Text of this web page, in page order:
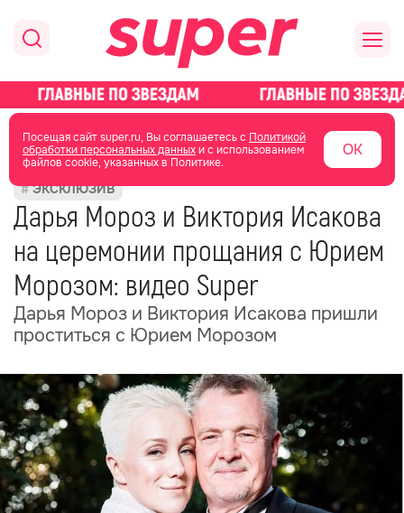
Посещая сайт super.ru, Вы соглашаетесь с Политикой
обработки персональных данныхи с использованием
файлов cookie, указанных в Политике.
ОК
главная новости о звездах новости
16 июля 2025
09:07
ЭКСКЛЮЗИВ
Дарья Мороз и Виктория Исакова
на церемонии прощания с Юрием
Морозом: видео Super
Дарья Мороз и Виктория Исакова пришли
проститься с Юрием Морозом